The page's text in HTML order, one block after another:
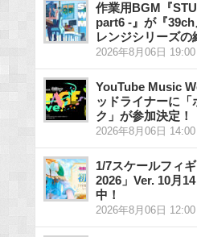
作業用BGM『
part6 -』が『
レンジシリーズの
2026年8月06日 19:00
YouTube Music
ッドライナーに「
ク」が参加決定！
2026年8月06日 14:00
1/7スケールフィ
2026」Ver. 10月
中！
2026年8月06日 12:00